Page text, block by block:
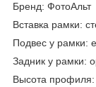
Бренд: ФотоАльт
Вставка рамки:
Подвес у рамки:
Задник у рамки:
Высота